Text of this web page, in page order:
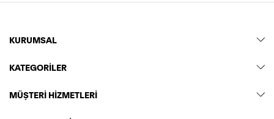
KURUMSAL
KATEGORİLER
MÜŞTERİ HİZMETLERİ